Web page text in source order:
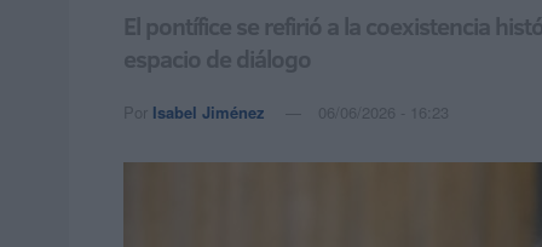
El pontífice se refirió a la coexistencia
espacio de diálogo
Por Isabel Jiménez 06/06/2026 - 16:23